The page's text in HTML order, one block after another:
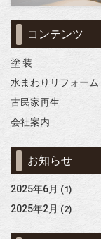
コンテンツ
塗 装
水まわりリフォーム
古民家再生
会社案内
お知らせ
2025年6月 (1)
2025年2月 (2)